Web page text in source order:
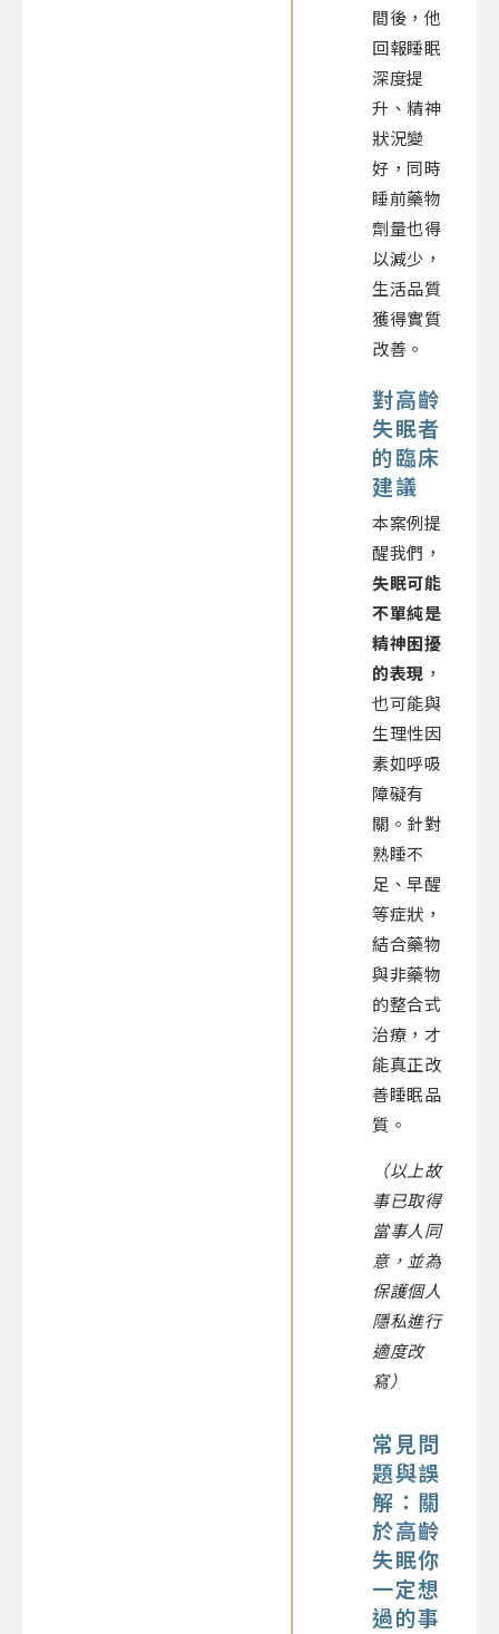
間後，他
回報睡眠
深度提
升、精神
狀況變
好，同時
睡前藥物
劑量也得
以減少，
生活品質
獲得實質
改善。
對高齡
失眠者
的臨床
建議
本案例提
醒我們，
失眠可能
不單純是
精神困擾
的表現 ，
也可能與
生理性因
素如呼吸
障礙有
關。針對
熟睡不
足、早醒
等症狀，
結合藥物
與非藥物
的整合式
治療，才
能真正改
善睡眠品
質。
（以上故
事已取得
當事人同
意，並為
保護個人
隱私進行
適度改
寫）
常見問
題與誤
解：關
於高齡
失眠你
一定想
過的事